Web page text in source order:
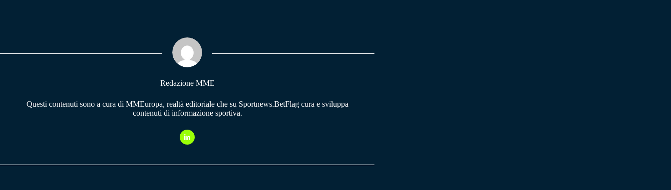
pp m
Redazione MME
Questi contenuti sono a cura di MMEuropa, realtà editoriale che su Sportnews.BetFlag cura e sviluppa
contenuti di informazione sportiva.